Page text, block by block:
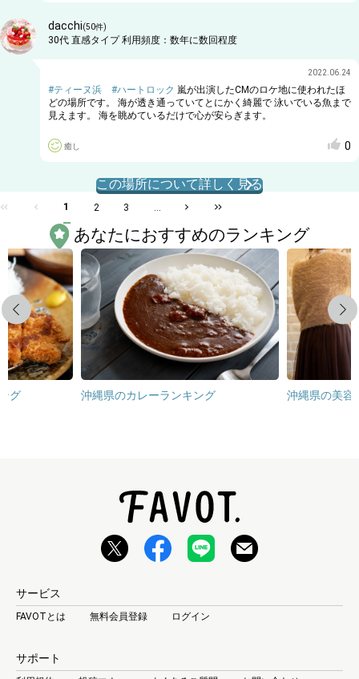
dacchi(50件)
30代 直感タイプ利用頻度： 数年に数回程度
2022.06.24
#ティーヌ浜 #ハートロック 嵐が出演したCMのロケ地に使われたほ
どの場所です。 海が透き通っていてとにかく綺麗で 泳いでいる魚まで
見えます。 海を眺めているだけで心が安らぎます。
癒し 0
この場所について詳しく見る
1 2 3 ...
あなたにおすすめのランキング
Previous
グ 沖縄県のカレーランキング 沖縄県の美容
Next
サービス
FAVOTとは 無料会員登録 ログイン
サポート